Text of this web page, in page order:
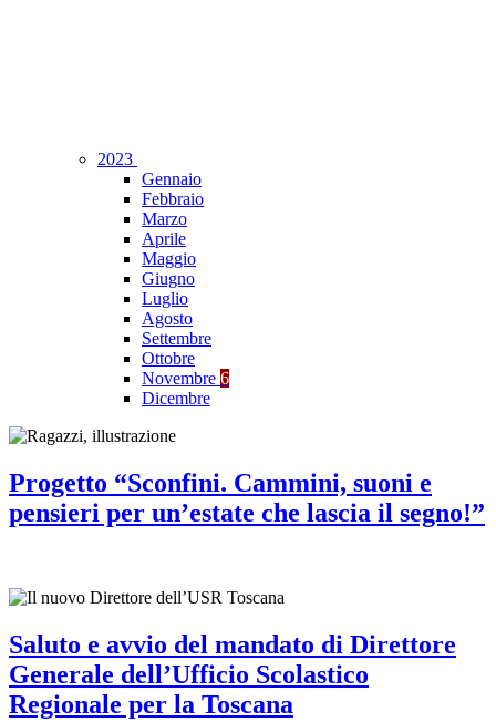
2023
Gennaio
Febbraio
Marzo
Aprile
Maggio
Giugno
Luglio
Agosto
Settembre
Ottobre
Novembre 6
Dicembre
Progetto “Sconfini. Cammini, suoni e
pensieri per un’estate che lascia il segno!”
Saluto e avvio del mandato di Direttore
Generale dell’Ufficio Scolastico
Regionale per la Toscana